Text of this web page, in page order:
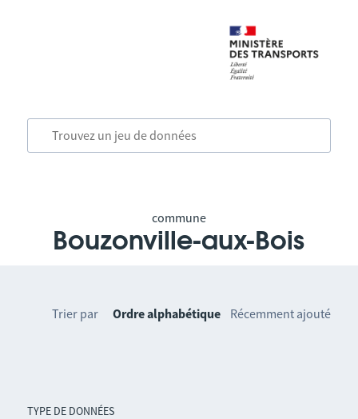
commune
Bouzonville-aux-Bois
TYPE DE DONNÉES
Trier par Ordre alphabétique Récemment ajouté